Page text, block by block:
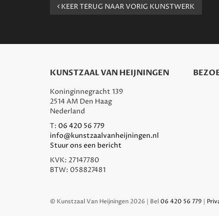
KEER TERUG NAAR VORIG KUNSTWERK
KUNSTZAAL VAN HEIJNINGEN
Koninginnegracht 139
2514 AM Den Haag
Nederland
T: 06 420 56 779
info@kunstzaalvanheijningen.nl
Stuur ons een bericht
KVK: 27147780
BTW: 058827481
© Kunstzaal Van Heijningen 2026 | Bel 06 420 56 779 |